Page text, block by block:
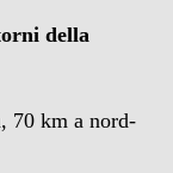
della
70 km a nord-